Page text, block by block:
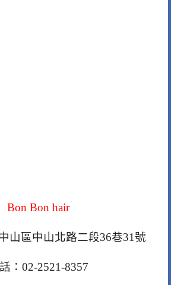
Bon Bon hair
山區中山北路二段36巷31號
：02-2521-8357